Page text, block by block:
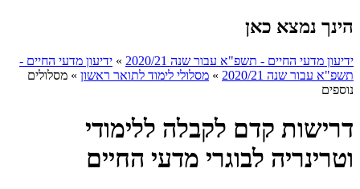
הינך נמצא כאן
ידיעון מדעי החיים - תשפ"א עבור שנה 2020/21 » ידיעון מדעי החיים -
תשפ"א עבור שנה 2020/21
» מסלולי לימוד לתואר ראשון » מסלולים
נוספים
דרישות קדם לקבלה ללימודי
וטרינריה לבוגרי מדעי החיים